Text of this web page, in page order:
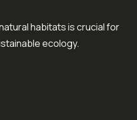
habitats is crucial for
ecology.